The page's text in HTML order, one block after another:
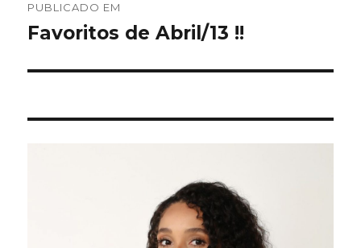
de
PUBLICADO EM
Favoritos de Abril/13 !!